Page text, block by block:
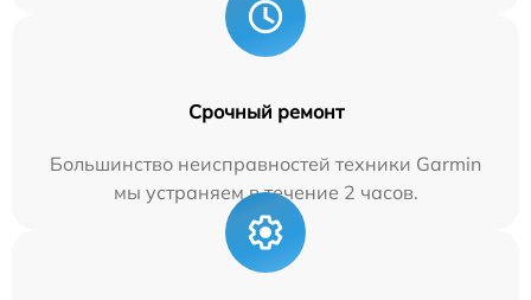
Срочный ремонт
Большинство неисправностей техники Garmin
мы устраняем в течение 2 часов.